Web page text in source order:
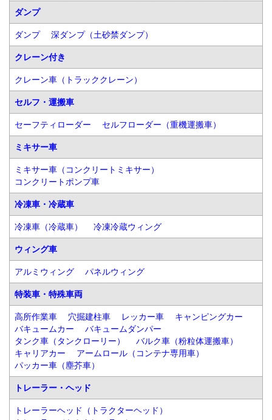
ダンプ
ダンプ 深ダンプ（土砂禁ダンプ）
クレーン付き
クレーン車（トラッククレーン）
セルフ・運搬車
セーフティローダー セルフローダー（重機運搬車）
ミキサー車
ミキサー車（コンクリートミキサー）
コンクリートポンプ車
冷凍車・冷蔵車
冷凍車（冷蔵車） 冷凍冷蔵ウィング
ウィング車
アルミウィング パネルウィング
特装車・特殊車両
高所作業車 穴掘建柱車 レッカー車
キャンピングカー
バキュームカー
バキュームダンパー
タンク車（タンクローリー）
バルク車（粉粒体運搬車）
キャリアカー
アームロール（コンテナ専用車）
パッカー車（塵芥車）
トレーラー・ヘッド
トレーラーヘッド（トラクターヘッド）